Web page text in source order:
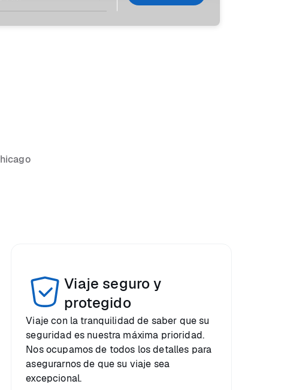
Viaje seguro y
protegido
Viaje con la tranquilidad de saber que su
seguridad es nuestra máxima prioridad.
Nos ocupamos de todos los detalles para
asegurarnos de que su viaje sea
excepcional.